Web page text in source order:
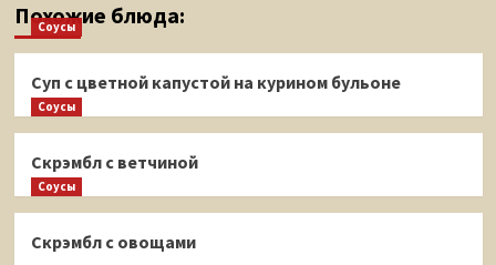
Похожие блюда:
Соусы
Суп с цветной капустой на курином бульоне
Соусы
Скрэмбл с ветчиной
Соусы
Скрэмбл с овощами